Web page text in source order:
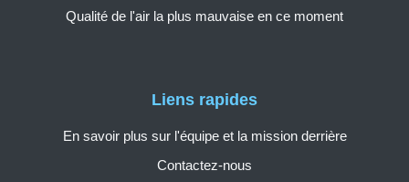
Liens rapides
En savoir plus sur l'équipe et la mission derrière
Contactez-nous
Qualité de l'air la plus mauvaise en ce moment